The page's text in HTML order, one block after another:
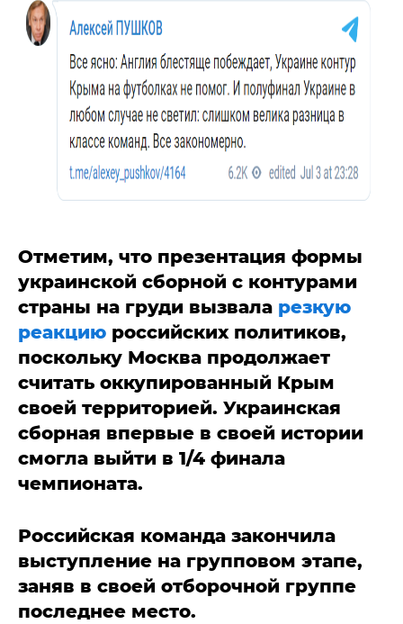
Отметим, что презентация формы
украинской сборной с контурами
страны на груди вызвала резкую
реакцию российских политиков,
поскольку Москва продолжает
считать оккупированный Крым
своей территорией. Украинская
сборная впервые в своей истории
смогла выйти в 1/4 финала
чемпионата.
Российская команда закончила
выступление на групповом этапе,
заняв в своей отборочной группе
последнее место.